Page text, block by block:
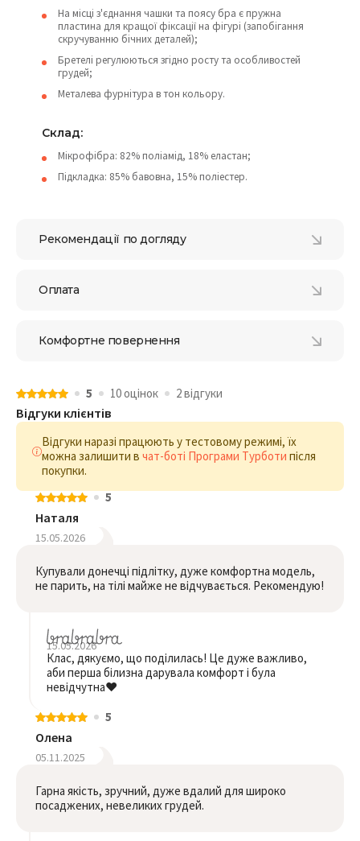
На місці з'єднання чашки та поясу бра є пружна
пластина для кращої фіксації на фігурі (запобігання
скручуванню бічних деталей);
Бретелі регулюються згідно росту та особливостей
грудей;
Металева фурнітура в тон кольору.
Склад:
Мікрофібра: 82% поліамід, 18% еластан;
Підкладка: 85% бавовна, 15% поліестер.
Рекомендації по догляду
Оплата
Комфортне повернення
5 10 оцiнок 2 відгуки
Відгуки клієнтів
Відгуки наразі працюють у тестовому режимі, їх
можна залишити в чат-боті Програми Турботи після
покупки.
5
Наталя
15.05.2026
Купували донечці підлітку, дуже комфортна модель,
не парить, на тілі майже не відчувається. Рекомендую!
15.05.2026
Клас, дякуємо, що поділилась! Це дуже важливо,
аби перша білизна дарувала комфорт і була
невідчутна❤️
5
Олена
05.11.2025
Гарна якість, зручний, дуже вдалий для широко
посаджених, невеликих грудей.